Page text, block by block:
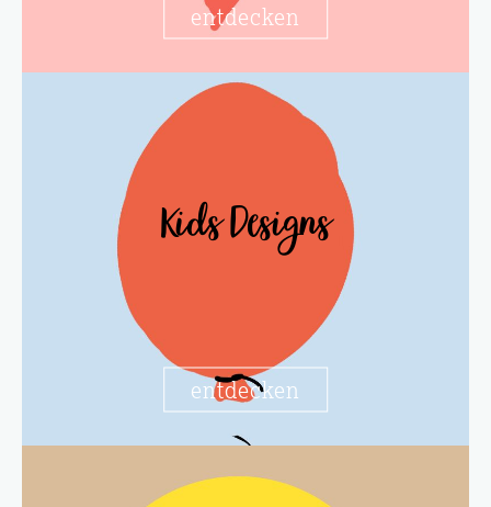
entdecken
Kids Designs
entdecken